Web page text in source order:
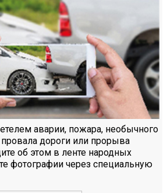
аварии, пожара, необычного
провала дороги или прорыва
об этом в ленте народных
фотографии через специальную